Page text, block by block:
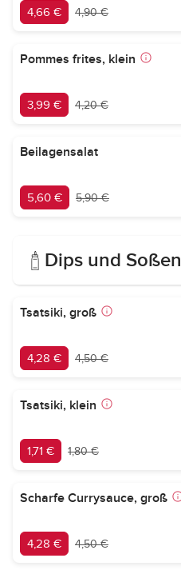
4,66 € 4,90 €
Pommes frites, klein
3,99 € 4,20 €
Beilagensalat
5,60 € 5,90 €
Dips und Soßen
Tsatsiki, groß
4,28 € 4,50 €
Tsatsiki, klein
1,71 € 1,80 €
Scharfe Currysauce, groß
4,28 € 4,50 €